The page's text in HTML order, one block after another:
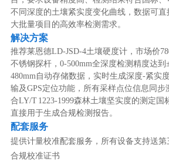
不同深度的土壤紧实度变化曲线，数据可
大批量项目的高效率检测需求。
解决方案
推荐莱恩德LD-JSD-4土壤硬度计，市场价
不锈钢探杆，0-500mm全深度检测精度达到
480mm自动存储数据，实时生成深度-紧实
输及GPS定位功能，所有采样点位信息同
合LY/T 1223-1999森林土壤坚实度的测定国
直接用于生成合规检测报告。
配套服务
提供计量校准配套服务，所有设备支持送
合规校准证书